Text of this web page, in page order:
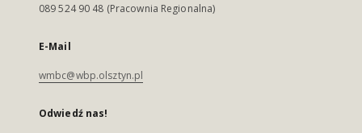
089 524 90 48 (Pracownia Regionalna)
E-Mail
wmbc@wbp.olsztyn.pl
Odwiedź nas!